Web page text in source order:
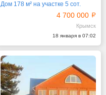
Дом 178 м² на участке 5 сот.
4 700 000
Крымск
18 января в 07:02